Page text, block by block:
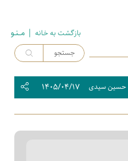
بازگشت به خـانه | مــنـو
حسین سیدی ۱۴۰۵/۰۴/۱۷